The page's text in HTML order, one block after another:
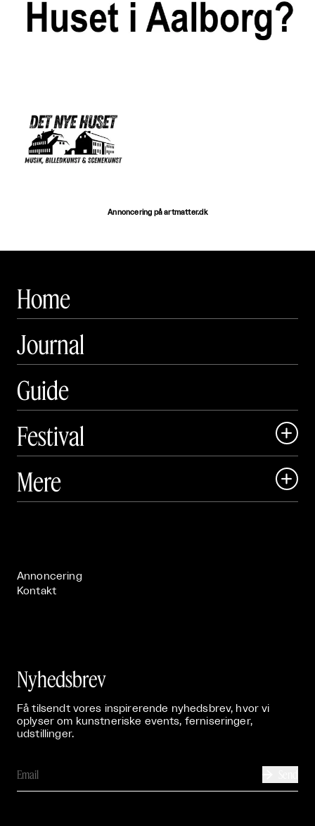
Annoncering på artmatter.dk
Home
Journal
Guide
Festival

 Art Matter Festival
Mere 
Annoncering
Kontakt
Nyhedsbrev
Få tilsendt vores inspirerende nyhedsbrev, hvor vi
oplyser om kunstneriske events, ferniseringer,
udstillinger.